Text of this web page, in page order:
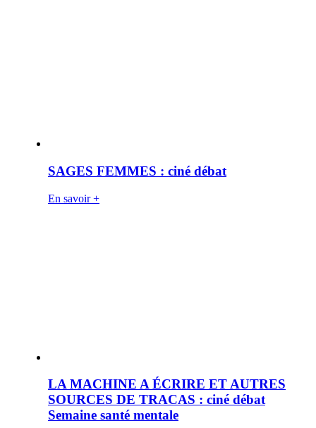
SAGES FEMMES : ciné débat
En savoir +
LA MACHINE A ÉCRIRE ET AUTRES
SOURCES DE TRACAS : ciné débat
Semaine santé mentale